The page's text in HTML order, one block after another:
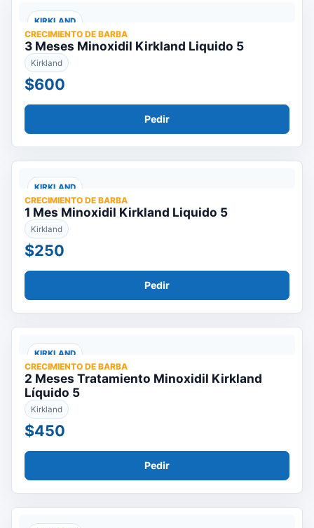
KIRKLAND
CRECIMIENTO DE BARBA
3 Meses Minoxidil Kirkland Liquido 5
Kirkland
$600
Pedir
KIRKLAND
CRECIMIENTO DE BARBA
1 Mes Minoxidil Kirkland Liquido 5
Kirkland
$250
Pedir
KIRKLAND
CRECIMIENTO DE BARBA
2 Meses Tratamiento Minoxidil Kirkland
Líquido 5
Kirkland
$450
Pedir